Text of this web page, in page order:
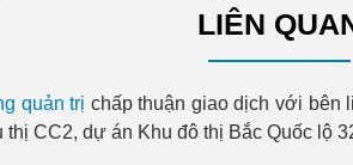
LIÊN
quản trị chấp thuận giao dịch với bên
CC2, dự án Khu đô thị Bắc Quốc lộ